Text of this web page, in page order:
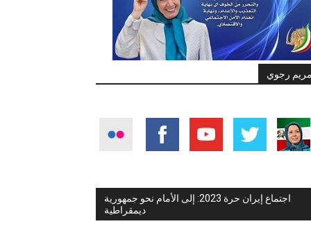
رجوي
اجتماع إيران حرة 2023: إلى الأمام نحو جمهورية
ديمقراطية